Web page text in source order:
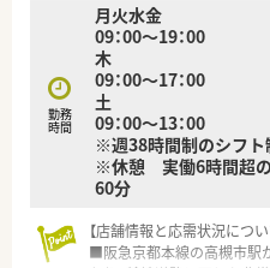
複数名が取得しているなど
場です。
■人員配置は適宜見直され
らの出向依頼を行うなど、
ています。
勤務
時間
月火水金
09：00～19：00
木
09：00～17：00
土
09：00～13：00
※週38時間制のシフト
※休憩 実働6時間超の
60分
【店舗情報と応需状況につい
■阪急京都本線の高槻市駅